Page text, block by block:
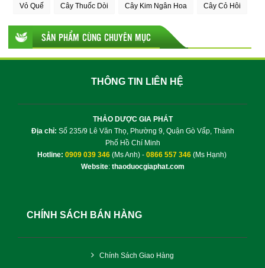
Vỏ Quế
Cây Thuốc Dòi Cây Kim Ngân Hoa Cây Cỏ Hôi
SẢN PHẨM CÙNG CHUYÊN MỤC
THÔNG TIN LIÊN HỆ
THẢO DƯỢC GIA PHÁT
Địa chỉ: Số 235/9 Lê Văn Thọ, Phường 9, Quận Gò Vấp, Thành
Phố Hồ Chí Minh
Hotline: 0909 039 346 (Ms Anh) - 0866 557 346(Ms Hạnh)
Website: thaoduocgiaphat.com
CHÍNH SÁCH BÁN HÀNG
Chính Sách Giao Hàng